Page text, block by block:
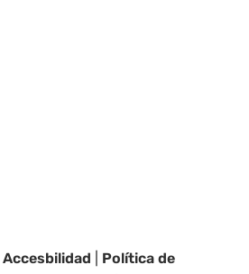
|Accesbilidad
Política de